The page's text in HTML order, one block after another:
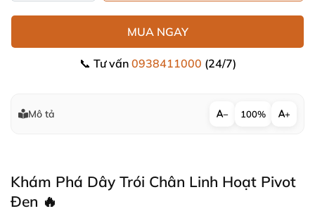
MUA NGAY
📞 Tư vấn 0938411000 (24/7)
Mô tả − 100% +
Khám Phá Dây Trói Chân Linh Hoạt Pivot
Đen 🔥